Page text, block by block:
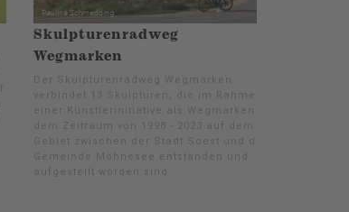
Skulpturenradweg
Wegmarken
Der Skulpturenradweg Wegmarken
verbindet 13 Skulpturen, die im Rahmen
einer Künstlerinitiative als Wegmarken in
dem Zeitraum von 1998 - 2023 auf dem
Gebiet zwischen der Stadt Soest und der
Gemeinde Möhnesee entstanden und
aufgestellt worden sind.